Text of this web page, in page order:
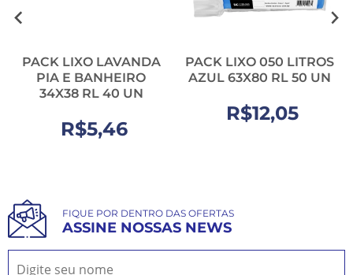
PACK LIXO LAVANDA
PIA E BANHEIRO
34X38 RL 40 UN
R$5,46
PACK LIXO 050 LITROS
AZUL 63X80 RL 50 UN
R$12,05
FIQUE POR DENTRO DAS OFERTAS
ASSINE NOSSAS NEWS